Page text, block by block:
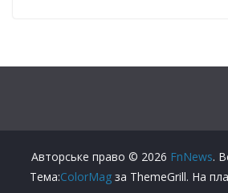
Авторське право © 2026 FnNews.
Тема:ColorMagза ThemeGrill. На